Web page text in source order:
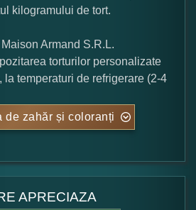
kilogramului de tort.
Armand S.R.L.
torturilor personalizate
la temperaturi de refrigerare (2-4
de zahăr și coloranți
APRECIAZA